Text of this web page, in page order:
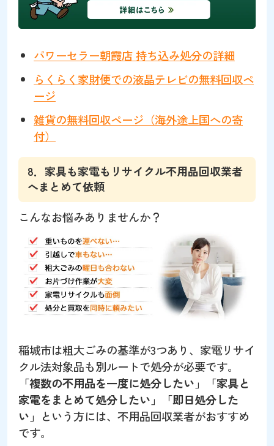
パワーセラー朝霞店 持ち込み処分の詳細
らくらく家財便での液晶テレビの無料回収ペ
ージ
雑貨の無料回収ページ（海外途上国への寄
付）
8．家具も家電もリサイクル不用品回収業者
へまとめて依頼
こんなお悩みありませんか？
稲城市は粗大ごみの基準が3つあり、家電リサイ
クル法対象品も別ルートで処分が必要です。
「複数の不用品を一度に処分したい」「家具と
家電をまとめて処分したい」「即日処分した
い」 という方には、不用品回収業者がおすすめ
です。